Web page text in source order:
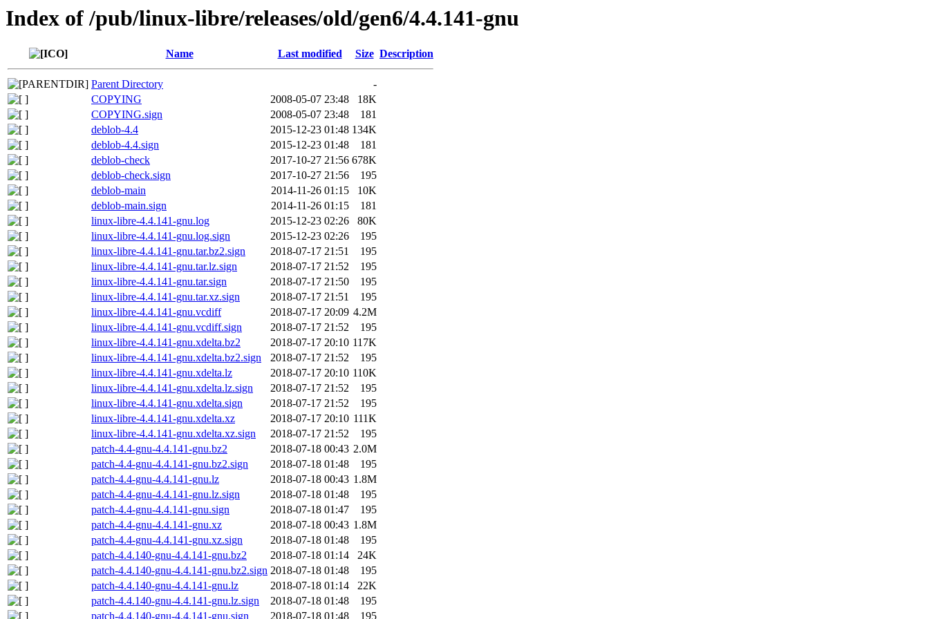
Index of /pub/linux-libre/releases/old/gen6/4.4.141-gnu
Name Last modified Size Description
Parent Directory
-
COPYING
2008-05-07 23:48
18K
COPYING.sign
2008-05-07 23:48
181
deblob-4.4
2015-12-23 01:48 134K
deblob-4.4.sign
2015-12-23 01:48
181
deblob-check
2017-10-27 21:56 678K
deblob-check.sign
2017-10-27 21:56
195
deblob-main
2014-11-26 01:15
10K
deblob-main.sign
2014-11-26 01:15
181
linux-libre-4.4.141-gnu.log
2015-12-23 02:26
80K
linux-libre-4.4.141-gnu.log.sign
2015-12-23 02:26
195
linux-libre-4.4.141-gnu.tar.bz2.sign
2018-07-17 21:51
195
linux-libre-4.4.141-gnu.tar.lz.sign
2018-07-17 21:52
195
linux-libre-4.4.141-gnu.tar.sign
2018-07-17 21:50
195
linux-libre-4.4.141-gnu.tar.xz.sign
2018-07-17 21:51
195
linux-libre-4.4.141-gnu.vcdiff
2018-07-17 20:09 4.2M
linux-libre-4.4.141-gnu.vcdiff.sign
2018-07-17 21:52
195
linux-libre-4.4.141-gnu.xdelta.bz2
2018-07-17 20:10 117K
linux-libre-4.4.141-gnu.xdelta.bz2.sign
2018-07-17 21:52
195
linux-libre-4.4.141-gnu.xdelta.lz
2018-07-17 20:10 110K
linux-libre-4.4.141-gnu.xdelta.lz.sign
2018-07-17 21:52
195
linux-libre-4.4.141-gnu.xdelta.sign
2018-07-17 21:52
195
linux-libre-4.4.141-gnu.xdelta.xz
2018-07-17 20:10 111K
linux-libre-4.4.141-gnu.xdelta.xz.sign
2018-07-17 21:52
195
patch-4.4-gnu-4.4.141-gnu.bz2
2018-07-18 00:43 2.0M
patch-4.4-gnu-4.4.141-gnu.bz2.sign
2018-07-18 01:48
195
patch-4.4-gnu-4.4.141-gnu.lz
2018-07-18 00:43 1.8M
patch-4.4-gnu-4.4.141-gnu.lz.sign
2018-07-18 01:48
195
patch-4.4-gnu-4.4.141-gnu.sign
2018-07-18 01:47
195
patch-4.4-gnu-4.4.141-gnu.xz
2018-07-18 00:43 1.8M
patch-4.4-gnu-4.4.141-gnu.xz.sign
2018-07-18 01:48
195
patch-4.4.140-gnu-4.4.141-gnu.bz2
2018-07-18 01:14
24K
patch-4.4.140-gnu-4.4.141-gnu.bz2.sign 2018-07-18 01:48
195
patch-4.4.140-gnu-4.4.141-gnu.lz
2018-07-18 01:14
22K
patch-4.4.140-gnu-4.4.141-gnu.lz.sign
2018-07-18 01:48
195
patch-4.4.140-gnu-4.4.141-gnu.sign
2018-07-18 01:48 195